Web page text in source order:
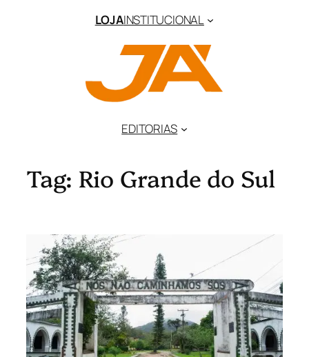
LOJAINSTITUCIONAL
EDITORIAS
Tag: Rio Grande do Sul